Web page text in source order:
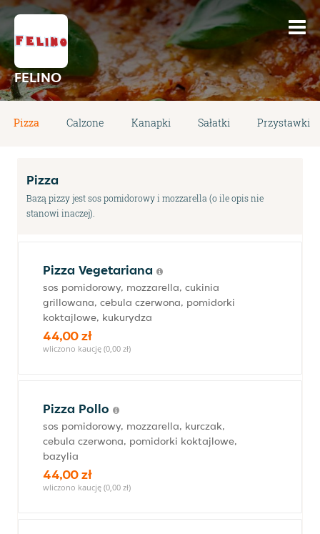
FELINO
Pizza Calzone Kanapki Sałatki Przystawki
Pizza
Bazą pizzy jest sos pomidorowy i mozzarella (o ile opis nie
stanowi inaczej).
Pizza Vegetariana
sos pomidorowy, mozzarella, cukinia
grillowana, cebula czerwona, pomidorki
koktajlowe, kukurydza
44,00 zł
wliczono kaucję (0,00 zł)
Pizza Pollo
sos pomidorowy, mozzarella, kurczak,
cebula czerwona, pomidorki koktajlowe,
bazylia
44,00 zł
wliczono kaucję (0,00 zł)